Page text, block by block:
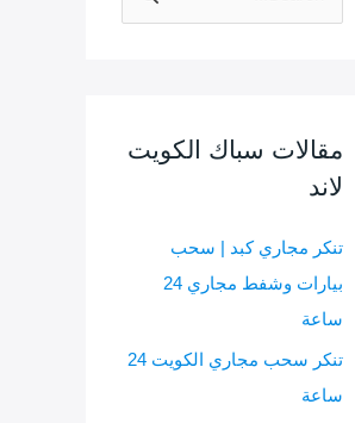
ع
ن
مقالات سباك الكويت
لاند
تنكر مجاري كبد | سحب
بيارات وشفط مجاري 24
ساعة
تنكر سحب مجاري الكويت 24
ساعة